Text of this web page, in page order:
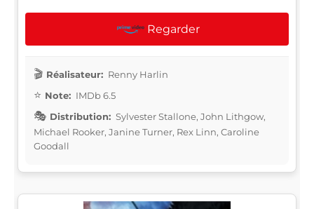
Regarder
Réalisateur: Renny Harlin
Note: IMDb 6.5
Distribution: Sylvester Stallone, John Lithgow,
Michael Rooker, Janine Turner, Rex Linn, Caroline
Goodall